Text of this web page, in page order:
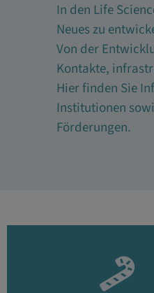
In den Life
Neues zu
Von der
Kontakte,
Hier finden Sie
Institutionen
Förderungen.